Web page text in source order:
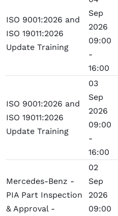
ISO 9001:2026 and
ISO 19011:2026
Update Training
Sep
2026
09:00
-
16:00
ISO 9001:2026 and
ISO 19011:2026
Update Training
03
Sep
2026
09:00
-
16:00
Mercedes-Benz -
PIA Part Inspection
& Approval -
02
Sep
2026
09:00